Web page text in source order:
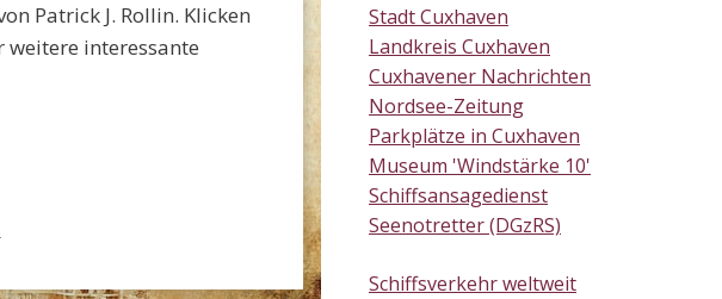
Patrick J. Rollin. Klicken
interessante
Stadt Cuxhaven
Landkreis Cuxhaven
Cuxhavener Nachrichten
Nordsee-Zeitung
Parkplätze in Cuxhaven
Museum 'Windstärke 10'
Schiffsansagedienst
Seenotretter (DGzRS)
Schiffsverkehr weltweit